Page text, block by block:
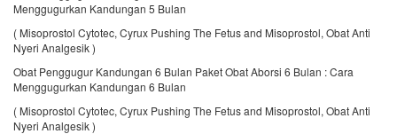
Menggugurkan Kandungan 5 Bulan
( Misoprostol Cytotec, Cyrux Pushing The Fetus and Misoprostol, Obat Anti
Nyeri Analgesik )
Obat Penggugur Kandungan 6 Bulan Paket Obat Aborsi 6 Bulan : Cara
Menggugurkan Kandungan 6 Bulan
( Misoprostol Cytotec, Cyrux Pushing The Fetus and Misoprostol, Obat Anti
Nyeri Analgesik )